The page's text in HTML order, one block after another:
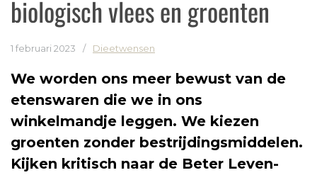
biologisch vlees en groenten
1 februari 2023 / Dieetwensen
We worden ons meer bewust van de
etenswaren die we in ons
winkelmandje leggen. We kiezen
groenten zonder bestrijdingsmiddelen.
Kijken kritisch naar de Beter Leven-